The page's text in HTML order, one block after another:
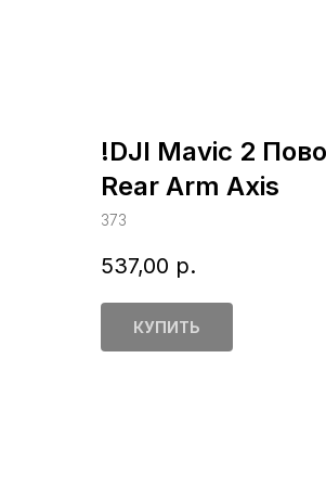
!DJI Mavic 2
Rear Arm Axis
373
537,00 р.
КУПИТЬ